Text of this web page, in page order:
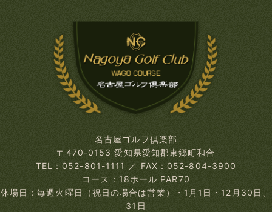
名古屋ゴルフ倶楽部
〒470-0153 愛知県愛知郡東郷町和合
TEL：052-801-1111 ／ FAX：052-804-3900
コース：18ホール PAR70
休場日：毎週火曜日（祝日の場合は営業）
・1月1日・12月30日、
31日